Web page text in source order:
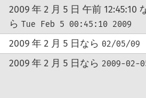
2009 年 2 月 5 日 午前 12:45:10
ら Tue Feb 5 00:45:10 2009
2009 年 2 月 5 日なら 02/05/09
2009 年 2 月 5 日なら 2009-02-